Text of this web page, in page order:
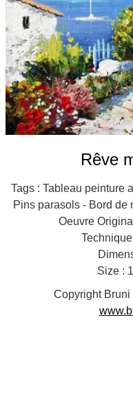
Rêve
Tags : Tableau peinture
Pins parasols - Bord de
Oeuvre
Size :
Copyright Bruni